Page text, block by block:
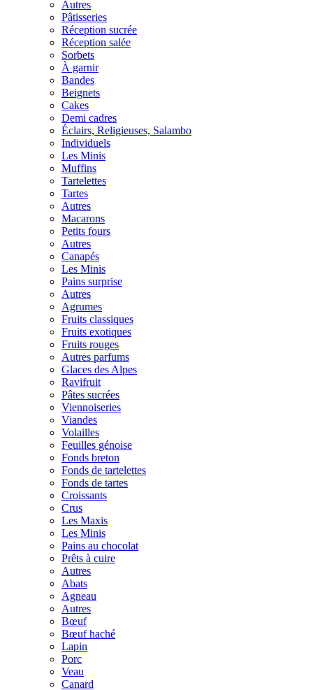
Autres
Pâtisseries
Réception sucrée
Réception salée
Sorbets
À garnir
Bandes
Beignets
Cakes
Demi cadres
Éclairs, Religieuses, Salambo
Individuels
Les Minis
Muffins
Tartelettes
Tartes
Autres
Macarons
Petits fours
Autres
Canapés
Les Minis
Pains surprise
Autres
Agrumes
Fruits classiques
Fruits exotiques
Fruits rouges
Autres parfums
Glaces des Alpes
Ravifruit
Pâtes sucrées
Viennoiseries
Viandes
Volailles
Feuilles génoise
Fonds breton
Fonds de tartelettes
Fonds de tartes
Croissants
Crus
Les Maxis
Les Minis
Pains au chocolat
Prêts à cuire
Autres
Abats
Agneau
Autres
Bœuf
Bœuf haché
Lapin
Porc
Veau
Canard